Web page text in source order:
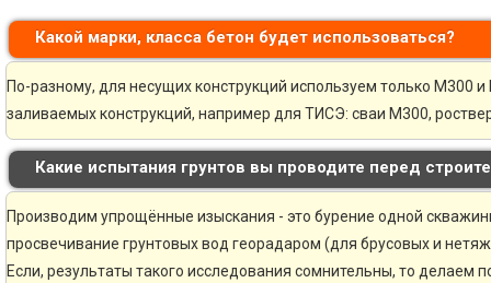
Какой марки, класса бетон будет использоваться?
По-разному, для несущих конструкций используем только М300
заливаемых конструкций, например для ТИСЭ: сваи М300,
Какие испытания грунтов вы проводите перед
Производим упрощённые изыскания - это бурение одной
просвечивание грунтовых вод георадаром (для брусовых и
Если, результаты такого исследования сомнительны, то делаем